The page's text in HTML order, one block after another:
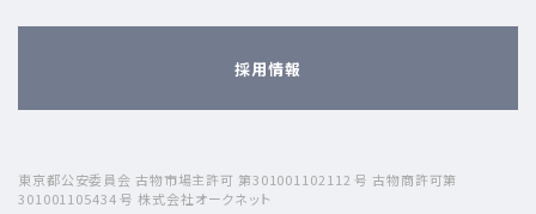
採用情報
東京都公安委員会 古物市場主許可 第301001102112 号 古物商許可第
301001105434 号 株式会社オークネット